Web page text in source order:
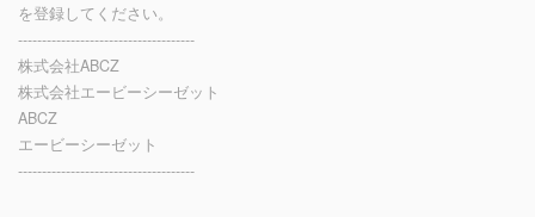
を登録してください。
-------------------------------------
株式会社ABCZ
株式会社エービーシーゼット
ABCZ
エービーシーゼット
-------------------------------------